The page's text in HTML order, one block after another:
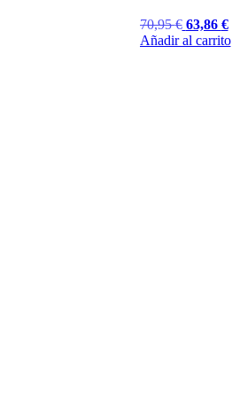
70,95€ 63,86 €
Añadir al carrito